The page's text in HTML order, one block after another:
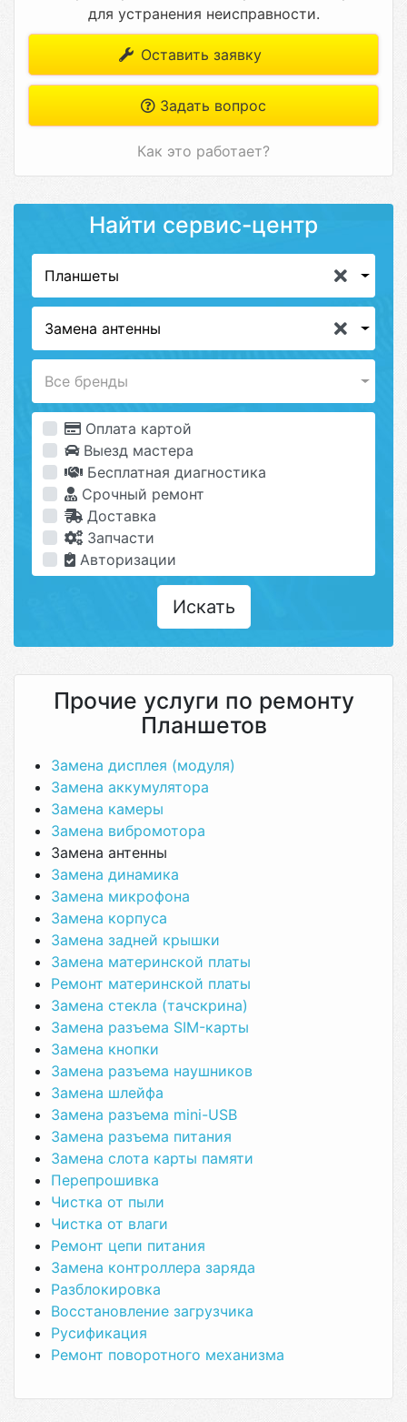
для устранения неисправности.
Оставить заявку
Задать вопрос
Как это работает?
Найти сервис-центр
Планшеты
Замена антенны
Все бренды
Оплата картой
Выезд мастера
Бесплатная диагностика
Срочный ремонт
Доставка
Запчасти
Авторизации
Искать
Прочие услуги по ремонту
Планшетов
Замена дисплея (модуля)
Замена аккумулятора
Замена камеры
Замена вибромотора
Замена антенны
Замена динамика
Замена микрофона
Замена корпуса
Замена задней крышки
Замена материнской платы
Ремонт материнской платы
Замена стекла (тачскрина)
Замена разъема SIM-карты
Замена кнопки
Замена разъема наушников
Замена шлейфа
Замена разъема mini-USB
Замена разъема питания
Замена слота карты памяти
Перепрошивка
Чистка от пыли
Чистка от влаги
Ремонт цепи питания
Замена контроллера заряда
Разблокировка
Восстановление загрузчика
Русификация
Ремонт поворотного механизма